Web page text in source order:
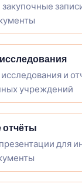
и
учреждений
для